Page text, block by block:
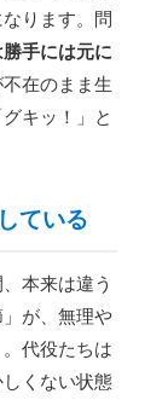
ります。問
手には元に
在のまま生
キッ！」と
ている
本来は違う
が、無理や
代役たちは
くない状態